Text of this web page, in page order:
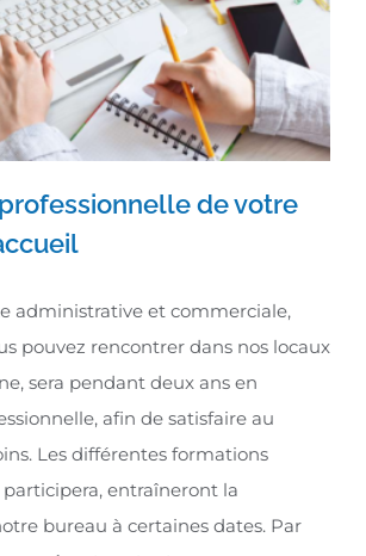
hôtesse d’accueil
de votre
administrative et commerciale,
pouvez rencontrer dans nos locaux
sera pendant deux ans en
afin de satisfaire au
Les différentes formations
entraîneront la
bureau à certaines dates. Par